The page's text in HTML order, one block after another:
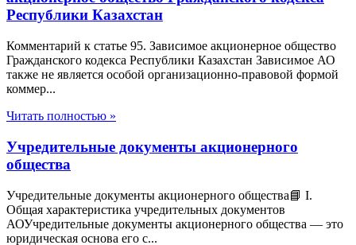
Республики Казахстан
Комментарий к статье 95. Зависимое акционерное общество
Гражданского кодекса Республики Казахстан Зависимое АО
также не является особой организационно-правовой формой
коммер...
Читать полностью »
Учредительные документы акционерного
общества
Учредительные документы акционерного общества📘 I.
Общая характеристика учредительных документов
АОУчредительные документы акционерного общества — это
юридическая основа его с...